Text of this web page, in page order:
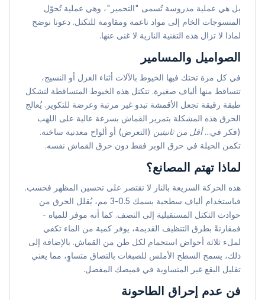
بل هي عملية مدروسة تُسمى "التحمير"، وهي عملية تُحوّل
المنسوجات الخام إلى مواد ناعمة ومقاومة للتكتل. دعونا نوضح
لماذا لا تزال هذه التقنية النارية لا غنى عنها.
الصواميل والمسامير
في كل مرة تحتك فيها الخيوط بالآلات أثناء الغزل أو النسيج،
تتساقط منها ألياف صغيرة. تتكتل هذه الخيوط المتساقطة لتشكل
طبقة رقيقة تجعل الأقمشة تبدو غير مرتبة وعرضة للتكوير. يُعالج
الحرق هذه المشكلة بتمرير القماش بسرعة عالية على اللهب
(فكر في...أقل من ثانيتين (التعرض) أو ألواح معدنية ساخنة.
تكمن الحيلة في حرق الوبر فقط دون حرق القماش نفسه.
لماذا تهتم المصانع؟
هذه الحركة السريعة بالنار لا تقتصر على تحسين المظهر فحسب.
فباستخدام ألياف سطحية بسمك 0.5-3 مم، يُقلل الحرق من
حوادث التكتل المستقبلية إلى النصف. كما أنه موفر للمياه -
فمقارنةً بطرق التنظيف القديمة، يوفر كمية من الماء تكفي
لملء ثلاثة أحواض استحمام لكل طن من القماش. بالإضافة إلى
ذلك، يسمح السطح الأملس للصبغات بالتصاق متساوٍ، مما يعني
تقليل البقع غير المتساوية في قميصك المفضل.
فن عدم إحراق الطاحونة